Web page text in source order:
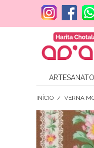
ARTESANATO
INÍCIO / VERNA